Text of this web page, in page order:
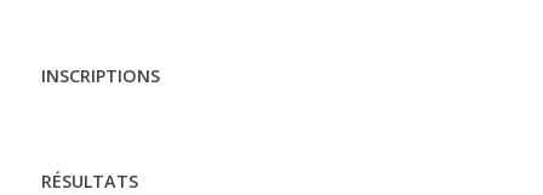
INSCRIPTIONS
RÉSULTATS